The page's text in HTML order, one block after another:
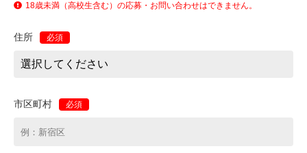
18歳未満（高校生含む）の応募・お問い合わせはできません。
住所 必須
市区町村 必須